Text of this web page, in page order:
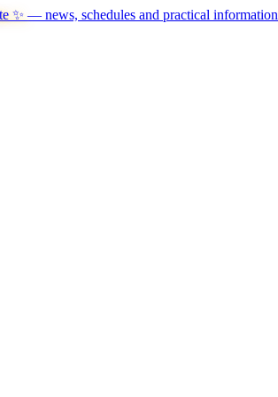
✨— news, schedules and practical information